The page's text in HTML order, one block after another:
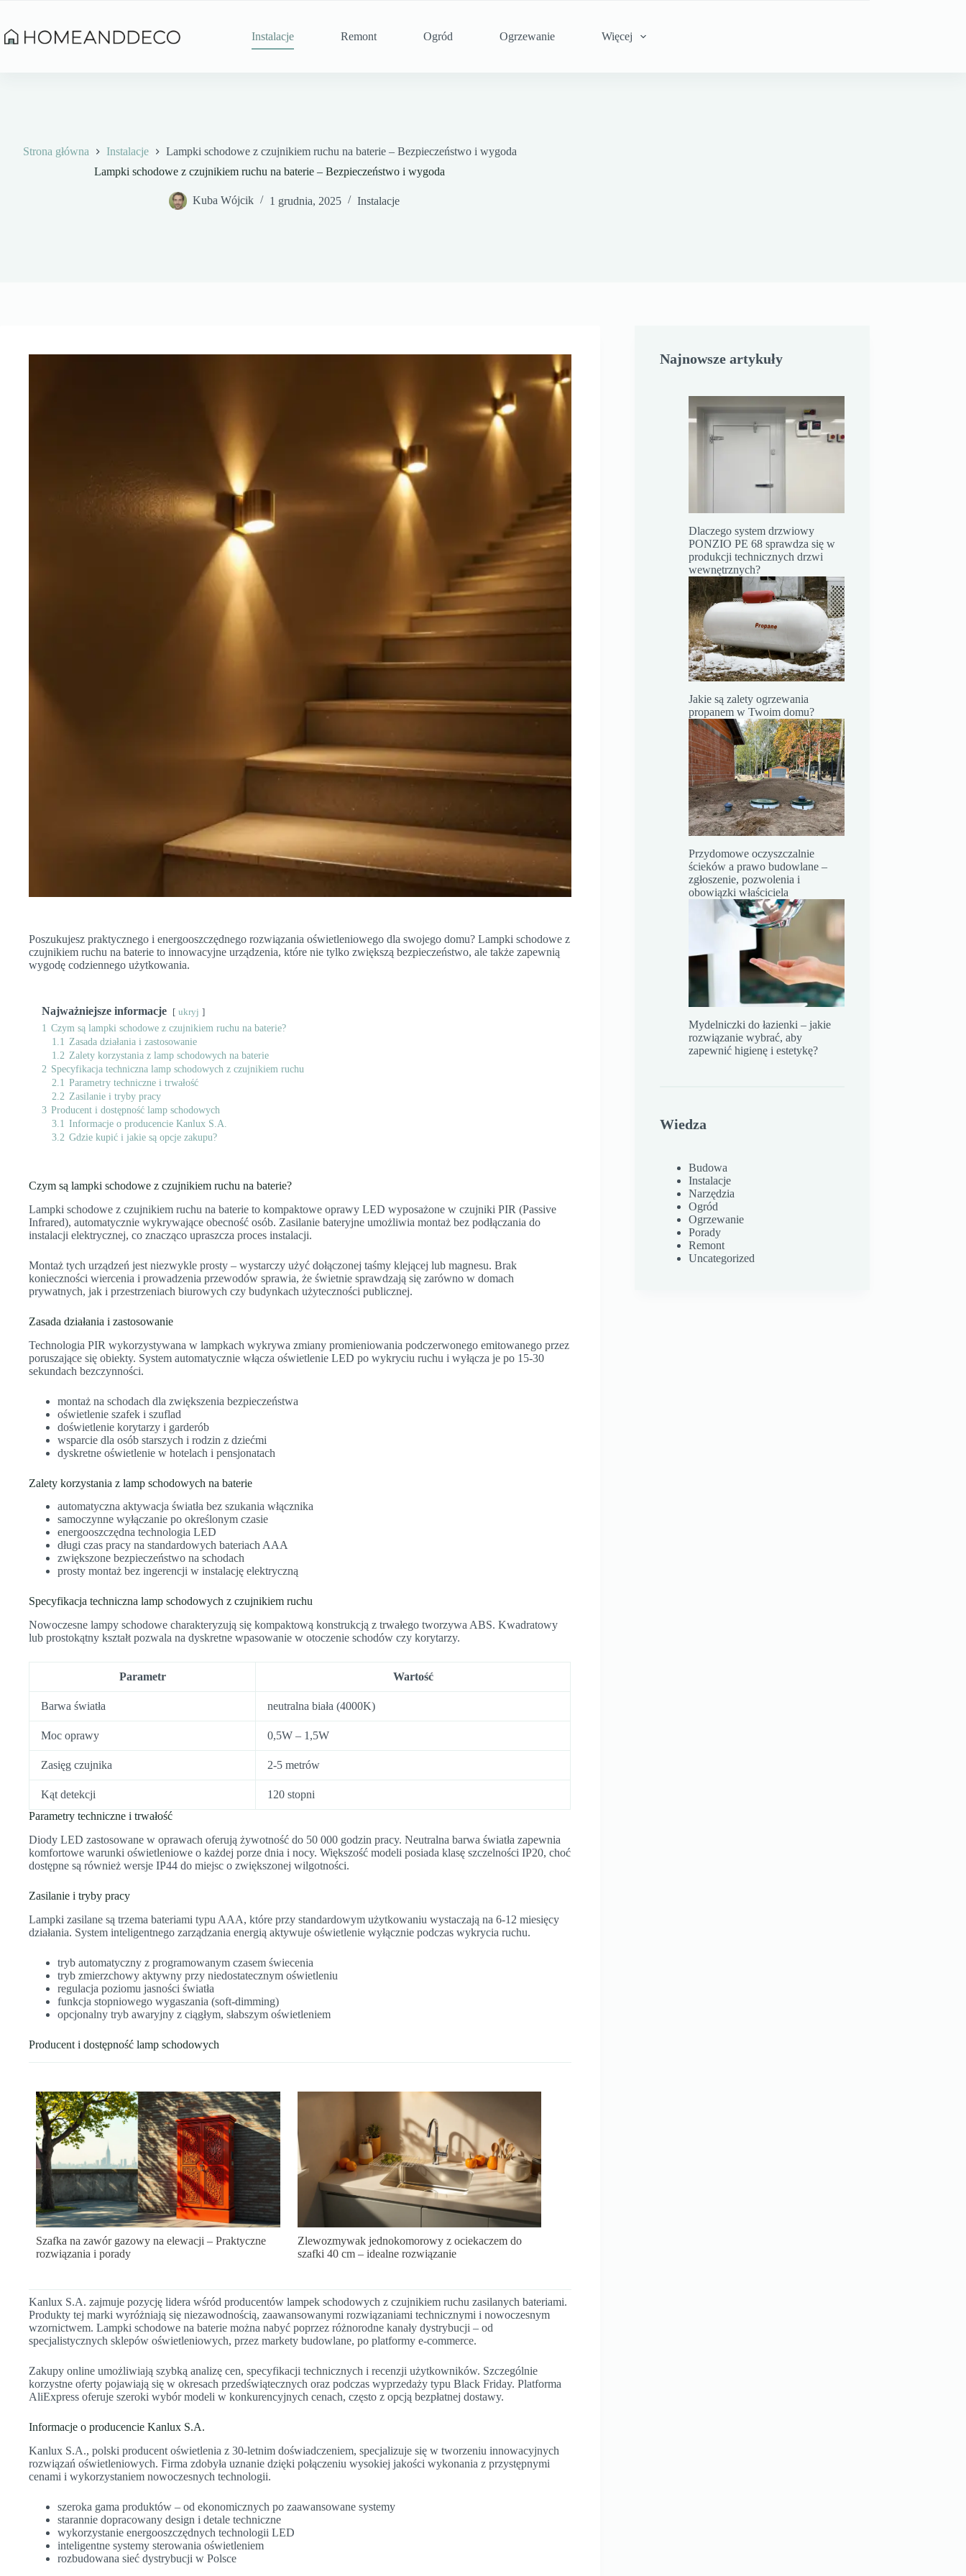
treści
Instalacje Remont Ogród Ogrzewanie Więcej
Strona główna Instalacje
Lampki schodowe z czujnikiem ruchu na baterie – Bezpieczeństwo i wygoda
Lampki schodowe z czujnikiem ruchu na baterie – Bezpieczeństwo i wygoda
Kuba Wójcik 1 grudnia, 2025 Instalacje
Poszukujesz praktycznego i energooszczędnego rozwiązania oświetleniowego dla swojego domu? Lampki schodowe z
czujnikiem ruchu na baterie to innowacyjne urządzenia, które nie tylko zwiększą bezpieczeństwo, ale także zapewnią
wygodę codziennego użytkowania.
Najważniejsze informacje ukryj
1 Czym są lampki schodowe z czujnikiem ruchu na baterie?
1.1 Zasada działania i zastosowanie
1.2 Zalety korzystania z lamp schodowych na baterie
2 Specyfikacja techniczna lamp schodowych z czujnikiem ruchu
2.1 Parametry techniczne i trwałość
2.2 Zasilanie i tryby pracy
3 Producent i dostępność lamp schodowych
3.1 Informacje o producencie Kanlux S.A.
3.2 Gdzie kupić i jakie są opcje zakupu?
Czym są lampki schodowe z czujnikiem ruchu na baterie?
Lampki schodowe z czujnikiem ruchu na baterie to kompaktowe oprawy LED wyposażone w czujniki PIR (Passive
Infrared), automatycznie wykrywające obecność osób. Zasilanie bateryjne umożliwia montaż bez podłączania do
instalacji elektrycznej, co znacząco upraszcza proces instalacji.
Montaż tych urządzeń jest niezwykle prosty – wystarczy użyć dołączonej taśmy klejącej lub magnesu. Brak
konieczności wiercenia i prowadzenia przewodów sprawia, że świetnie sprawdzają się zarówno w domach
prywatnych, jak i przestrzeniach biurowych czy budynkach użyteczności publicznej.
Zasada działania i zastosowanie
Technologia PIR wykorzystywana w lampkach wykrywa zmiany promieniowania podczerwonego emitowanego przez
poruszające się obiekty. System automatycznie włącza oświetlenie LED po wykryciu ruchu i wyłącza je po 15-30
sekundach bezczynności.
montaż na schodach dla zwiększenia bezpieczeństwa
oświetlenie szafek i szuflad
doświetlenie korytarzy i garderób
wsparcie dla osób starszych i rodzin z dziećmi
dyskretne oświetlenie w hotelach i pensjonatach
Zalety korzystania z lamp schodowych na baterie
automatyczna aktywacja światła bez szukania włącznika
samoczynne wyłączanie po określonym czasie
energooszczędna technologia LED
długi czas pracy na standardowych bateriach AAA
zwiększone bezpieczeństwo na schodach
prosty montaż bez ingerencji w instalację elektryczną
Specyfikacja techniczna lamp schodowych z czujnikiem ruchu
Nowoczesne lampy schodowe charakteryzują się kompaktową konstrukcją z trwałego tworzywa ABS. Kwadratowy
lub prostokątny kształt pozwala na dyskretne wpasowanie w otoczenie schodów czy korytarzy.
Parametr Wartość
Barwa światła neutralna biała (4000K)
Moc oprawy 0,5W – 1,5W
Zasięg czujnika 2-5 metrów
Kąt detekcji
120 stopni
Parametry techniczne i trwałość
Diody LED zastosowane w oprawach oferują żywotność do 50 000 godzin pracy. Neutralna barwa światła zapewnia
komfortowe warunki oświetleniowe o każdej porze dnia i nocy. Większość modeli posiada klasę szczelności IP20, choć
dostępne są również wersje IP44 do miejsc o zwiększonej wilgotności.
Zasilanie i tryby pracy
Lampki zasilane są trzema bateriami typu AAA, które przy standardowym użytkowaniu wystaczają na 6-12 miesięcy
działania. System inteligentnego zarządzania energią aktywuje oświetlenie wyłącznie podczas wykrycia ruchu.
tryb automatyczny z programowanym czasem świecenia
tryb zmierzchowy aktywny przy niedostatecznym oświetleniu
regulacja poziomu jasności światła
funkcja stopniowego wygaszania (soft-dimming)
opcjonalny tryb awaryjny z ciągłym, słabszym oświetleniem
Producent i dostępność lamp schodowych
Szafka na zawór gazowy na elewacji – Praktyczne
rozwiązania i porady
Zlewozmywak jednokomorowy z ociekaczem do
szafki 40 cm – idealne rozwiązanie
Kanlux S.A. zajmuje pozycję lidera wśród producentów lampek schodowych z czujnikiem ruchu zasilanych bateriami.
Produkty tej marki wyróżniają się niezawodnością, zaawansowanymi rozwiązaniami technicznymi i nowoczesnym
wzornictwem. Lampki schodowe na baterie można nabyć poprzez różnorodne kanały dystrybucji – od
specjalistycznych sklepów oświetleniowych, przez markety budowlane, po platformy e-commerce.
Zakupy online umożliwiają szybką analizę cen, specyfikacji technicznych i recenzji użytkowników. Szczególnie
korzystne oferty pojawiają się w okresach przedświątecznych oraz podczas wyprzedaży typu Black Friday. Platforma
AliExpress oferuje szeroki wybór modeli w konkurencyjnych cenach, często z opcją bezpłatnej dostawy.
Informacje o producencie Kanlux S.A.
Kanlux S.A., polski producent oświetlenia z 30-letnim doświadczeniem, specjalizuje się w tworzeniu innowacyjnych
rozwiązań oświetleniowych. Firma zdobyła uznanie dzięki połączeniu wysokiej jakości wykonania z przystępnymi
cenami i wykorzystaniem nowoczesnych technologii.
szeroka gama produktów – od ekonomicznych po zaawansowane systemy
starannie dopracowany design i detale techniczne
wykorzystanie energooszczędnych technologii LED
inteligentne systemy sterowania oświetleniem
rozbudowana sieć dystrybucji w Polsce
Najnowsze artykuły
Dlaczego system drzwiowy
PONZIO PE 68 sprawdza się w
produkcji technicznych drzwi
wewnętrznych?
Jakie są zalety ogrzewania
propanem w Twoim domu?
Przydomowe oczyszczalnie
ścieków a prawo budowlane –
zgłoszenie, pozwolenia i
obowiązki właściciela
Mydelniczki do łazienki – jakie
rozwiązanie wybrać, aby
zapewnić higienę i estetykę?
Wiedza
Budowa
Instalacje
Narzędzia
Ogród
Ogrzewanie
Porady
Remont
Uncategorized